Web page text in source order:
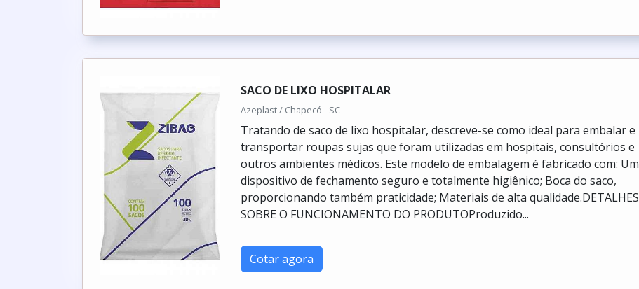
SACO DE LIXO HOSPITALAR
Azeplast / Chapecó - SC
Tratando de saco de lixo hospitalar, descreve-se como ideal para embalar e
transportar roupas sujas que foram utilizadas em hospitais, consultórios e
outros ambientes médicos. Este modelo de embalagem é fabricado com: Um
dispositivo de fechamento seguro e totalmente higiênico; Boca do saco,
proporcionando também praticidade; Materiais de alta qualidade.DETALHES
SOBRE O FUNCIONAMENTO DO PRODUTOProduzido...
Cotar agora